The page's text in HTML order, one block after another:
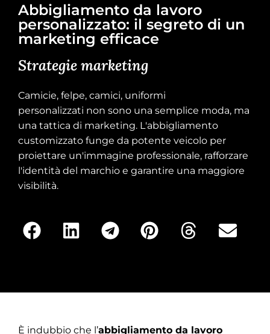
Abbigliamento da lavoro
personalizzato: il segreto di un
marketing efficace
Strategie marketing
Camicie, felpe, camici, uniformi
personalizzati non sono una semplice moda, ma
una tattica di marketing. L'abbigliamento
customizzato funge da potente veicolo per
proiettare un'immagine professionale, rafforzare
l'identità del marchio e garantire una maggiore
visibilità.
È indubbio che l’abbigliamento da lavoro